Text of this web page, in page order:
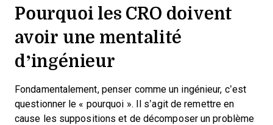
Pourquoi les CRO doivent
avoir une mentalité
d’ingénieur
Fondamentalement, penser comme un ingénieur, c’est
questionner le « pourquoi ». Il s’agit de remettre en
cause les suppositions et de décomposer un problème